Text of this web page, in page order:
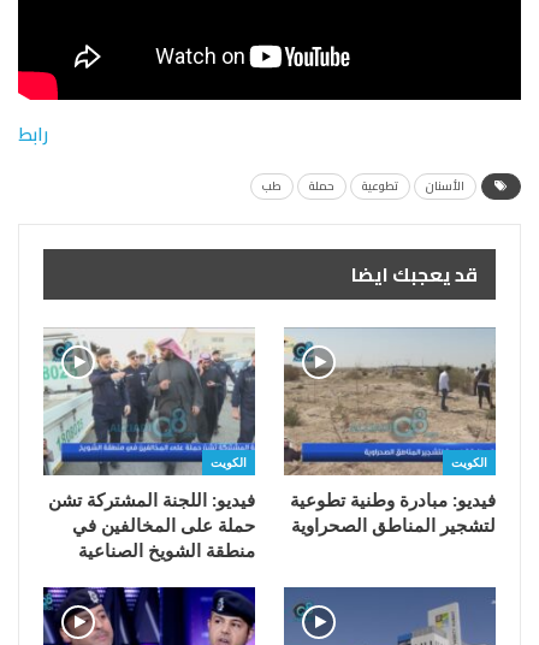
رابط
الأسنان تطوعية حملة طب
قد يعجبك ايضا
الكويت
فيديو: مبادرة وطنية تطوعية
لتشجير المناطق الصحراوية
الكويت
فيديو: اللجنة المشتركة تشن
حملة على المخالفين في
منطقة الشويخ الصناعية